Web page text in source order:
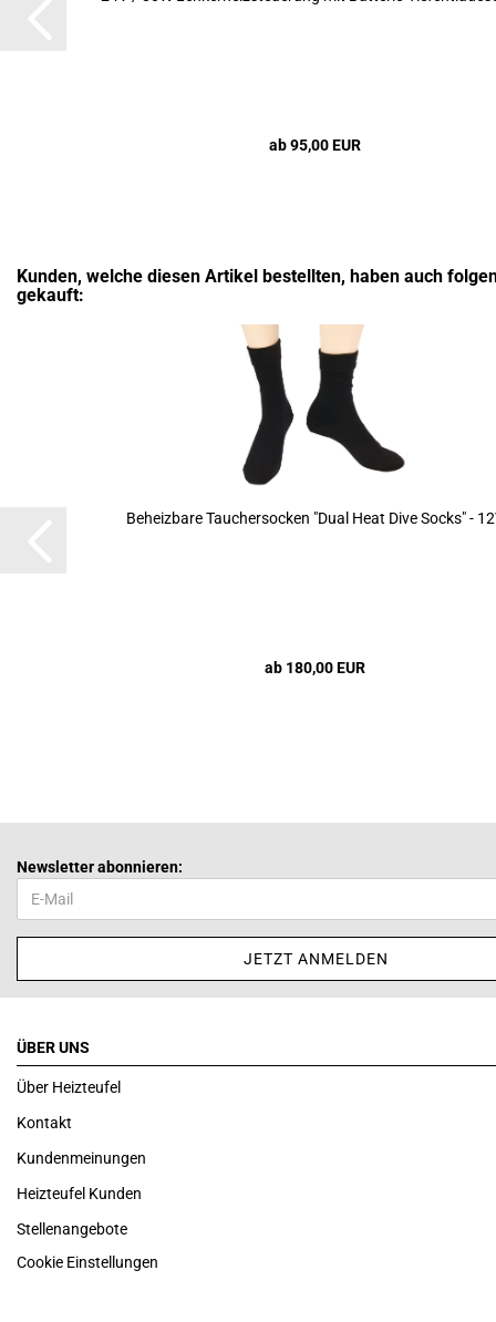
ab 95,00 EUR
Kunden, welche diesen Artikel bestellten, haben auch
gekauft:
Be­heiz­ba­re Tau­cher­so­cken "Dual Heat Dive Socks" -
ab 180,00 EUR
Newsletter abonnieren:
ÜBER UNS
Über Heizteufel
Kontakt
Kundenmeinungen
Heizteufel Kunden
Stellenangebote
Cookie Einstellungen